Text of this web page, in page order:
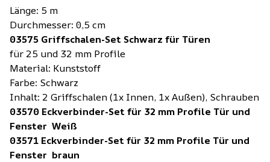
Länge: 5 m
Durchmesser: 0,5 cm
03575 Griffschalen-Set Schwarz für Türen
für 25 und 32 mm Profile
Material: Kunststoff
Farbe: Schwarz
Inhalt: 2 Griffschalen (1x Innen, 1x Außen), Schrauben
03570 Eckverbinder-Set für 32 mm Profile Tür und
Fenster Weiß
03571 Eckverbinder-Set für 32 mm Profile Tür und
Fenster braun